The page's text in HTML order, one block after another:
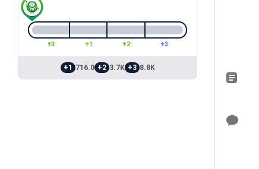
±0 +1 +2 +3
+1 716.0 +2 3.7K +3 8.8K